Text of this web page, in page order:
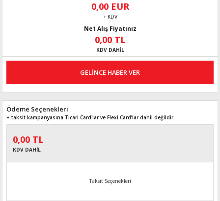
0,00 EUR
+ KDV
Net Alış Fiyatınız
0,00 TL
KDV DAHİL
GELİNCE HABER VER
Ödeme Seçenekleri
+ taksit kampanyasına Ticari Card'lar ve Flexi Card’lar dahil değildir.
0,00 TL
KDV DAHİL
Taksit Seçenekleri